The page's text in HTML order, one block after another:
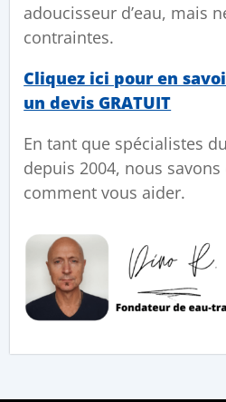
adoucisseur d’eau, mais
contraintes.
Cliquez ici pour en
un devis GRATUIT
En tant que spécialistes
depuis 2004, nous
comment vous aider.